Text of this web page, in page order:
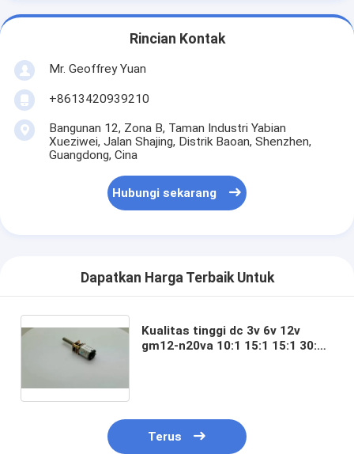
Rincian Kontak
Mr. Geoffrey Yuan
+8613420939210
Bangunan 12, Zona B, Taman Industri Yabian
Xueziwei, Jalan Shajing, Distrik Baoan, Shenzhen,
Guangdong, Cina
Hubungi sekarang
Dapatkan Harga Terbaik Untuk
Kualitas tinggi dc 3v 6v 12v
gm12-n20va 10:1 15:1 15:1 30:1
Terus